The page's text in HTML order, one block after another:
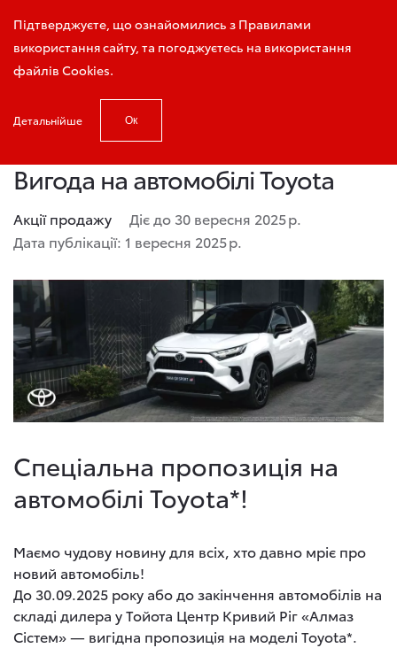
Підтверджуєте, що ознайомились з Правилами
використання сайту, та погоджуєтесь на використання
файлів Cookies.
Детальнійше Ок
Запис на тест-драйв
Головна Новини
Вигода на автомобілі Toyota
Акції продажу
Діє до 30 вересня 2025 р.
Дата публікації: 1 вересня 2025 р.
Спеціальна пропозиція на
автомобілі Toyota*!
Маємо чудову новину для всіх, хто давно мріє про
новий автомобіль!
До 30.09.2025 року або до закінчення автомобілів на
складі дилера у Тойота Центр Кривий Ріг «Алмаз
Сістем» — вигідна пропозиція на моделі Toyota*.